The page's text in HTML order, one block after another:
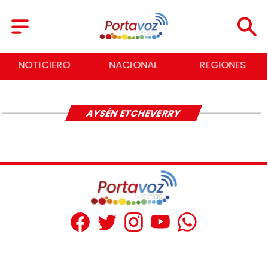
NOTICIERO NACIONAL REGIONES
AYSÉN ETCHEVERRY